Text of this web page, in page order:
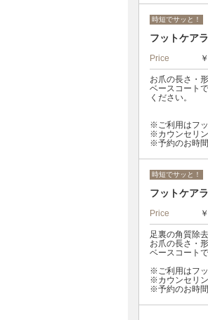
時短でサッと！
フットケア
Price
お爪の長さ・
ベースコート
ください。
※ご利用はフッ
※カウンセリン
※予約のお時
時短でサッと！
フットケア
Price
足裏の角質除
お爪の長さ・
ベースコート
※ご利用はフッ
※カウンセリン
※予約のお時